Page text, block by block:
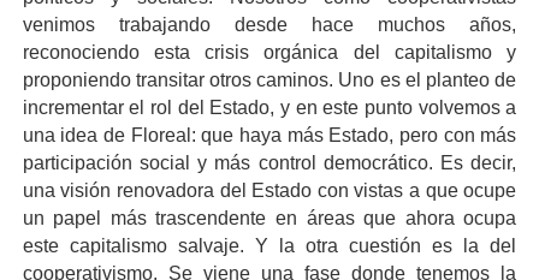
venimos trabajando desde hace muchos años,
reconociendo esta crisis orgánica del capitalismo y
proponiendo transitar otros caminos. Uno es el planteo de
incrementar el rol del Estado, y en este punto volvemos a
una idea de Floreal: que haya más Estado, pero con más
participación social y más control democrático. Es decir,
una visión renovadora del Estado con vistas a que ocupe
un papel más trascendente en áreas que ahora ocupa
este capitalismo salvaje. Y la otra cuestión es la del
cooperativismo. Se viene una fase donde tenemos la